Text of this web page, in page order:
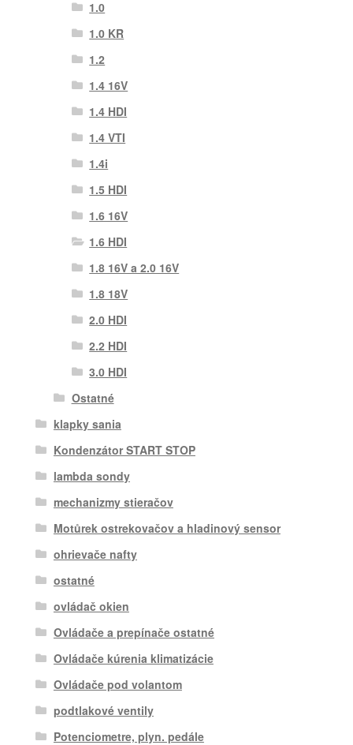
1.0
1.0 KR
1.2
1.4 16V
1.4 HDI
1.4 VTI
1.4i
1.5 HDI
1.6 16V
1.6 HDI
1.8 16V a 2.0 16V
1.8 18V
2.0 HDI
2.2 HDI
3.0 HDI
Ostatné
klapky sania
Kondenzátor START STOP
lambda sondy
mechanizmy stieračov
Motůrek ostrekovačov a hladinový sensor
ohrievače nafty
ostatné
ovládač okien
Ovládače a prepínače ostatné
Ovládače kúrenia klimatizácie
Ovládače pod volantom
podtlakové ventily
Potenciometre, plyn. pedále